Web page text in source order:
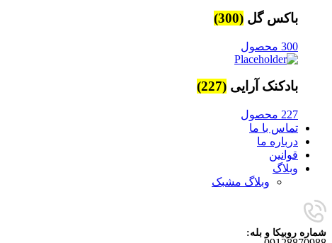
باکس گل (300)
300 محصول
بادکنک آرایی (227)
227 محصول
تماس با ما
درباره ما
قوانین
وبلاگ
وبلاگ مشبک
شماره روبیکا و بله: